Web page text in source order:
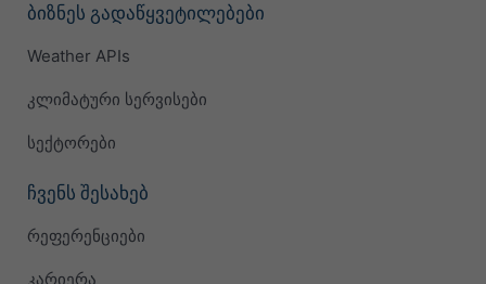
ბიზნეს გადაწყვეტილებები
Weather APIs
კლიმატური სერვისები
სექტორები
ჩვენს შესახებ
რეფერენციები
კარიერა